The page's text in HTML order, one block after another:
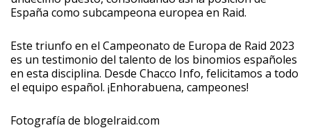
España como subcampeona europea en Raid.
Este triunfo en el Campeonato de Europa de Raid 2023
es un testimonio del talento de los binomios españoles
en esta disciplina. Desde Chacco Info, felicitamos a todo
el equipo español. ¡Enhorabuena, campeones!
Fotografía de blogelraid.com